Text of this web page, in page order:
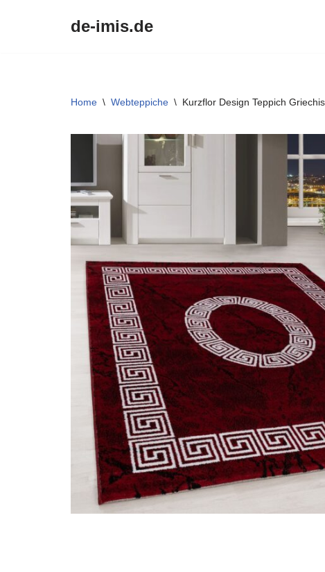
de-imis.de
Home \ Webteppiche \ Kurzflor Design Teppich